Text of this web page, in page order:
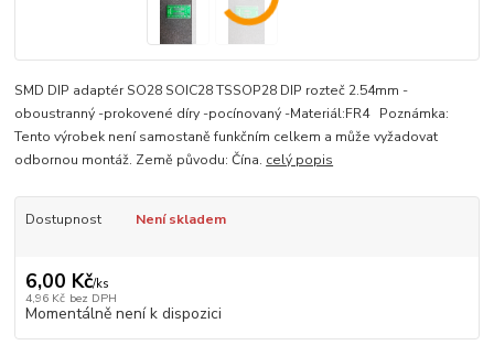
SMD DIP adaptér SO28 SOIC28 TSSOP28 DIP rozteč 2.54mm -
oboustranný -prokovené díry -pocínovaný -Materiál:FR4 Poznámka:
Tento výrobek není samostaně funkčním celkem a může vyžadovat
odbornou montáž. Země původu: Čína. celý popis
Dostupnost Není skladem
6,00 Kč/ks
4,96 Kč bez DPH
Momentálně není k dispozici